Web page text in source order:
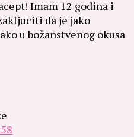
Imam 12 godina i
da je jako
u božanstvenog okusa